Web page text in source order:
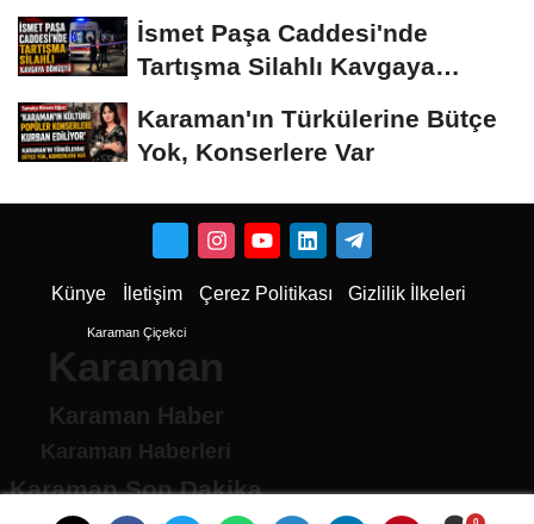
İsmet Paşa Caddesi'nde
Tartışma Silahlı Kavgaya
Karaman'ın Türkülerine Bütçe
Yok, Konserlere Var
Künye İletişim Çerez Politikası Gizlilik İlkeleri
Karaman Çiçekci
Karaman
Karaman Haber
Karaman Haberleri
Karaman Son Dakika